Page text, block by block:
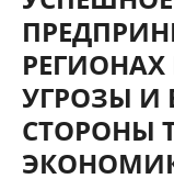
УГРОЗЫ И
СТОРОНЫ